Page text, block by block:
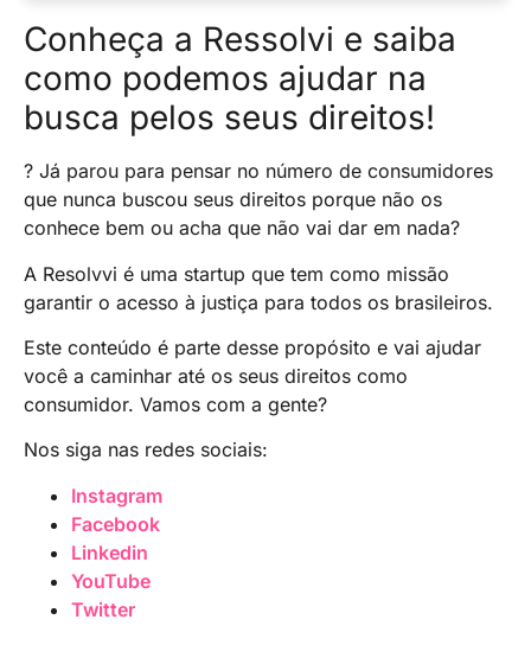
familiar, que possa garantir a preservação do
patrimônio e evitar que ele seja diretamente
afetado pelas dívidas ou problemas financeiros
do herdeiro.
É altamente recomendado que herdeiros com
nome sujo busquem orientação legal
especializada para lidar com questões de
herança. Um advogado especializado em
direito sucessório poderá oferecer orientações
sobre como proteger o patrimônio e garantir
que os direitos do herdeiro sejam respeitados
dentro dos limites legais.
Conheça a Ressolvi e saiba
como podemos ajudar na
busca pelos seus direitos!
? Já parou para pensar no número de consumidores
que nunca buscou seus direitos porque não os
conhece bem ou acha que não vai dar em nada?
A Resolvvi é uma startup que tem como missão
garantir o acesso à justiça para todos os brasileiros.
Este conteúdo é parte desse propósito e vai ajudar
você a caminhar até os seus direitos como
consumidor. Vamos com a gente?
Nos siga nas redes sociais:
Instagram
Facebook
Linkedin
YouTube
Twitter